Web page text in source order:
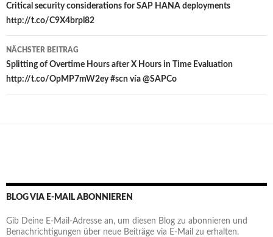
Critical security considerations for SAP HANA deployments
http://t.co/C9X4brpl82
NÄCHSTER BEITRAG
Splitting of Overtime Hours after X Hours in Time Evaluation
http://t.co/OpMP7mW2ey #scn vía @SAPCo
BLOG VIA E-MAIL ABONNIEREN
Gib Deine E-Mail-Adresse an, um diesen Blog zu abonnieren und
Benachrichtigungen über neue Beiträge via E-Mail zu erhalten.